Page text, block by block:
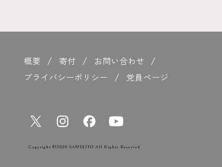
概要 寄付
お問い合わせ
プライバシーポリシー
党員ページ
Copyright ©2020 SANSEITO All Rights Reserved